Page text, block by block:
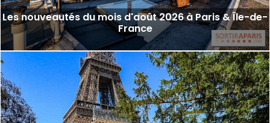
Les nouveautés du mois d'août 2026 à Paris & Île-de-
France